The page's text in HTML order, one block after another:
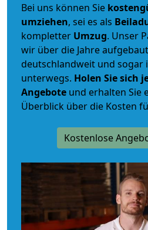
Bei uns können Sie
umziehen, sei es als
kompletter Umzug. Unser
wir über die Jahre
deutschlandweit und sogar
unterwegs. Holen Sie sich
Angebote und erhalten Sie
Überblick über die Kosten
Kostenlose